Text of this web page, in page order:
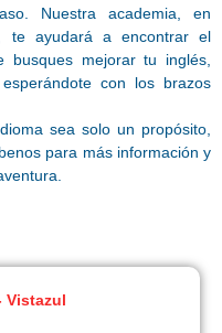
Nuestra academia, en
te ayudará a encontrar el
mejorar tu inglés,
con los brazos
sea solo un propósito,
para más información y
Vistazul